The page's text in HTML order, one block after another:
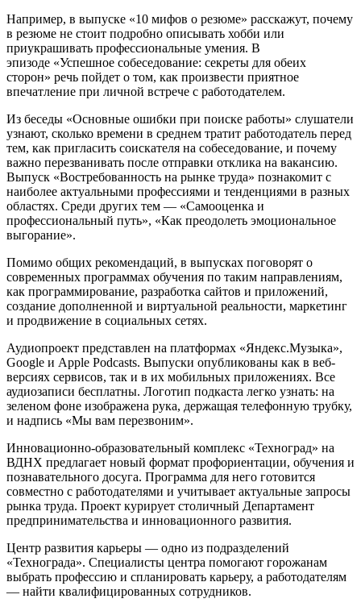
Например, в выпуске «10 мифов о резюме» расскажут, почему
в резюме не стоит подробно описывать хобби или
приукрашивать профессиональные умения. В
эпизоде «Успешное собеседование: секреты для обеих
сторон» речь пойдет о том, как произвести приятное
впечатление при личной встрече с работодателем.
Из беседы «Основные ошибки при поиске работы» слушатели
узнают, сколько времени в среднем тратит работодатель перед
тем, как пригласить соискателя на собеседование, и почему
важно перезванивать после отправки отклика на вакансию.
Выпуск «Востребованность на рынке труда» познакомит с
наиболее актуальными профессиями и тенденциями в разных
областях. Среди других тем — «Самооценка и
профессиональный путь», «Как преодолеть эмоциональное
выгорание».
Помимо общих рекомендаций, в выпусках поговорят о
современных программах обучения по таким направлениям,
как программирование, разработка сайтов и приложений,
создание дополненной и виртуальной реальности, маркетинг
и продвижение в социальных сетях.
Аудиопроект представлен на платформах «Яндекс.Музыка»,
Google и Apple Podcasts. Выпуски опубликованы как в веб-
версиях сервисов, так и в их мобильных приложениях. Все
аудиозаписи бесплатны. Логотип подкаста легко узнать: на
зеленом фоне изображена рука, держащая телефонную трубку,
и надпись «Мы вам перезвоним».
Инновационно-образовательный комплекс «Техноград» на
ВДНХ предлагает новый формат профориентации, обучения и
познавательного досуга. Программа для него готовится
совместно с работодателями и учитывает актуальные запросы
рынка труда. Проект курирует столичный Департамент
предпринимательства и инновационного развития.
Центр развития карьеры — одно из подразделений
«Технограда». Специалисты центра помогают горожанам
выбрать профессию и спланировать карьеру, а работодателям
— найти квалифицированных сотрудников.